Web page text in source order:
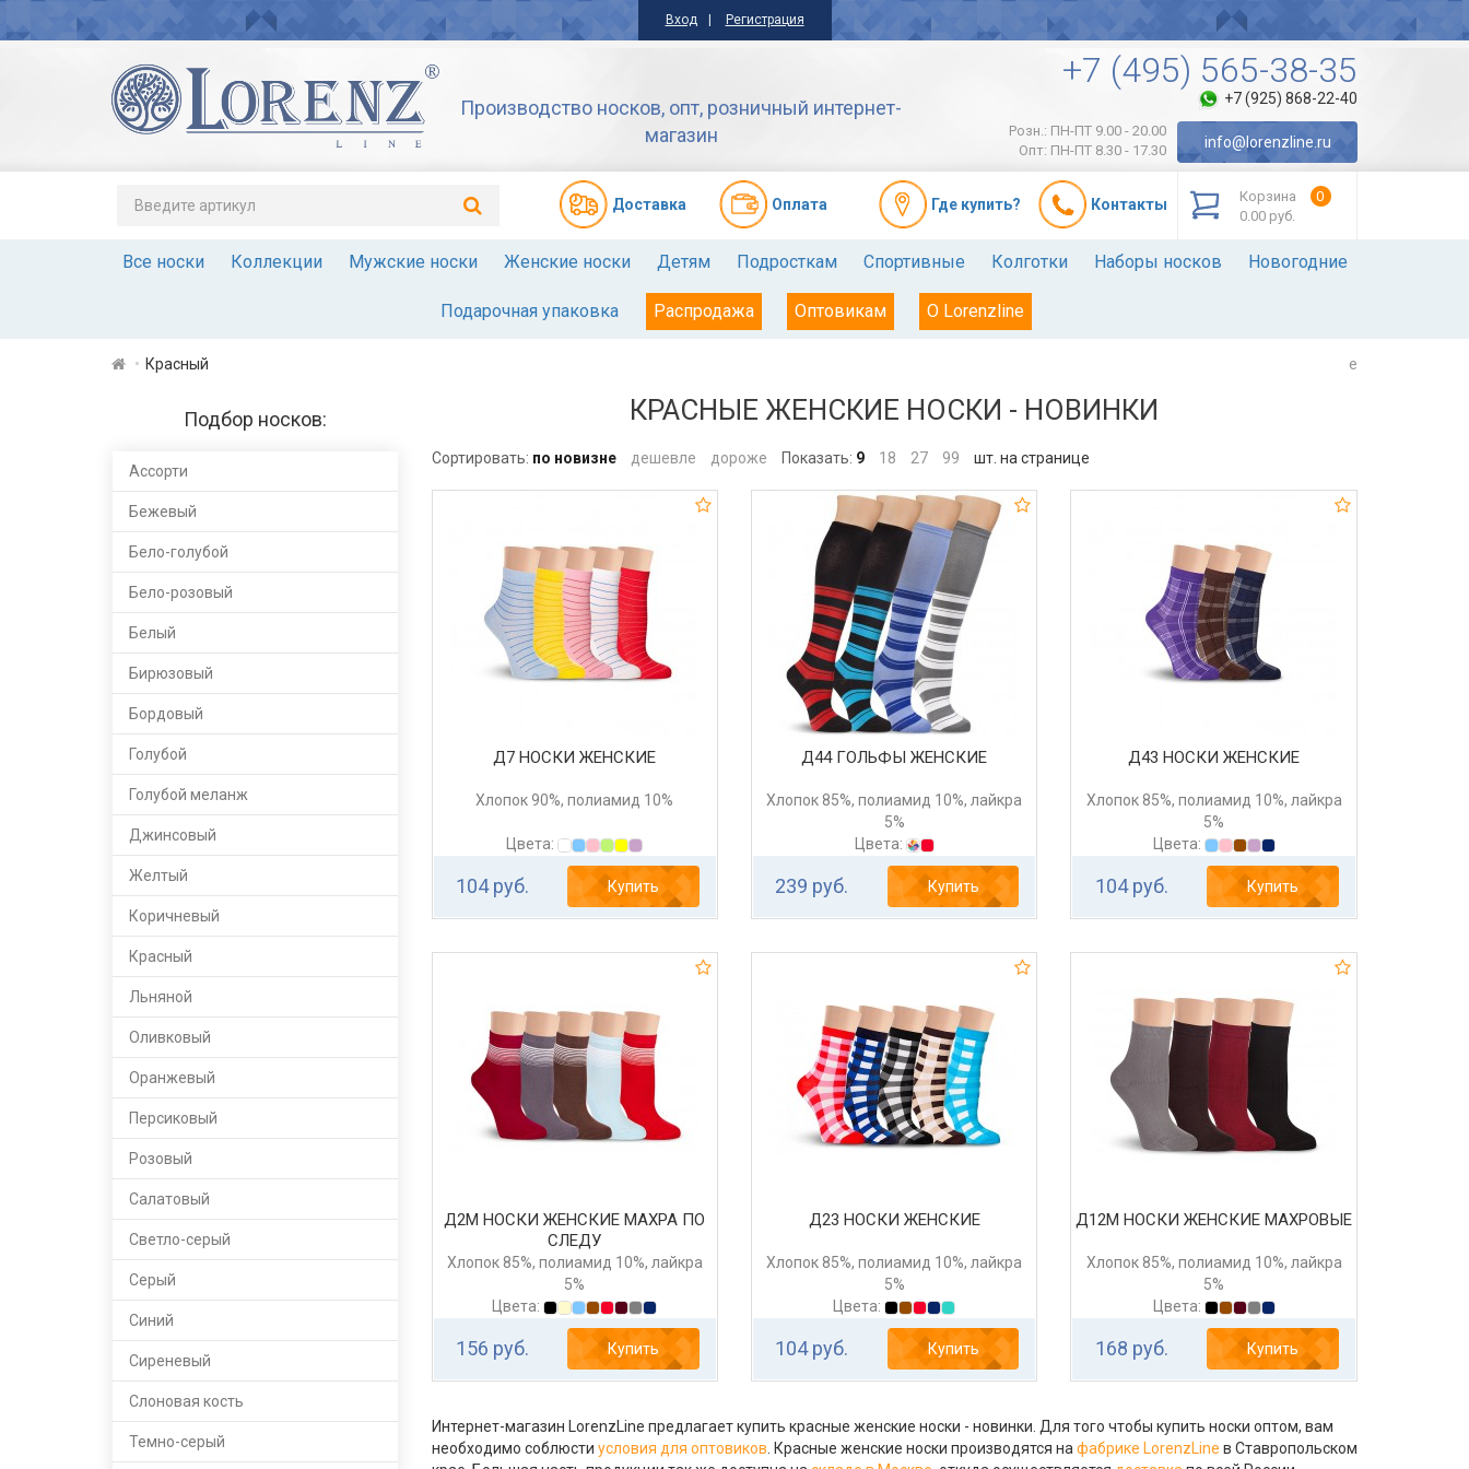
Вход Регистрация
Производство носков, опт, розничный интернет-
магазин
+7 (495) 565-38-35
+7 (925) 868-22-40
Розн.: ПН-ПТ 9.00 - 20.00
Опт: ПН-ПТ 8.30 - 17.30
info@lorenzline.ru
Доставкa Оплата Где купить? Контакты Корзина
0
0.00 руб.
Все носки Коллекции Мужские носки Женские носки Детям Подросткам Спортивные Колготки Наборы носков Новогодние
Подарочная упаковка Распродажа Оптовикам О Lorenzline
Красный e
Подбор носков:
Ассорти
Бежевый
Бело-голубой
Бело-розовый
Белый
Бирюзовый
Бордовый
Голубой
Голубой меланж
Джинсовый
Желтый
Коричневый
Красный
Льняной
Оливковый
Оранжевый
Персиковый
Розовый
Салатовый
Светло-серый
Серый
Синий
Сиреневый
Слоновая кость
Темно-серый
КРАСНЫЕ ЖЕНСКИЕ НОСКИ - НОВИНКИ
Сортировать: по новизне дешевле дороже Показать: 9 18 27 99 шт. на странице
Д7 НОСКИ ЖЕНСКИЕ
Хлопок 90%, полиамид 10%
Цвета:
104 руб. Купить
Д44 ГОЛЬФЫ ЖЕНСКИЕ
Хлопок 85%, полиамид 10%, лайкра
5%
Цвета:
239 руб. Купить
Д43 НОСКИ ЖЕНСКИЕ
Хлопок 85%, полиамид 10%, лайкра
5%
Цвета:
104 руб. Купить
Д2М НОСКИ ЖЕНСКИЕ МАХРА ПО
СЛЕДУ
Хлопок 85%, полиамид 10%, лайкра
5%
Цвета:
156 руб. Купить
Д23 НОСКИ ЖЕНСКИЕ
Хлопок 85%, полиамид 10%, лайкра
5%
Цвета:
104 руб. Купить
Д12М НОСКИ ЖЕНСКИЕ МАХРОВЫЕ
Хлопок 85%, полиамид 10%, лайкра
5%
Цвета:
168 руб. Купить
Интернет-магазин LorenzLine предлагает купить красные женские носки - новинки. Для того чтобы купить носки оптом, вам
необходимо соблюсти условия для оптовиков. Красные женские носки производятся нафабрике LorenzLine в Ставропольском